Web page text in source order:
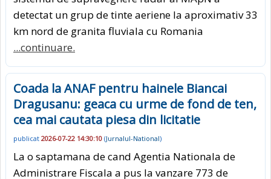
detectat un grup de tinte aeriene la aproximativ 33
km nord de granita fluviala cu Romania
...continuare.
Coada la ANAF pentru hainele Biancai
Dragusanu: geaca cu urme de fond de ten,
cea mai cautata piesa din licitatie
publicat 2026-07-22 14:30:10 (Jurnalul-National)
La o saptamana de cand Agentia Nationala de
Administrare Fiscala a pus la vanzare 773 de